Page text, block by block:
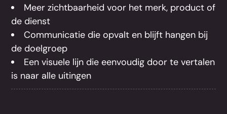
Meer zichtbaarheid voor het merk, product of
de dienst
Communicatie die opvalt en blijft hangen bij
de doelgroep
Een visuele lijn die eenvoudig door te vertalen
is naar alle uitingen